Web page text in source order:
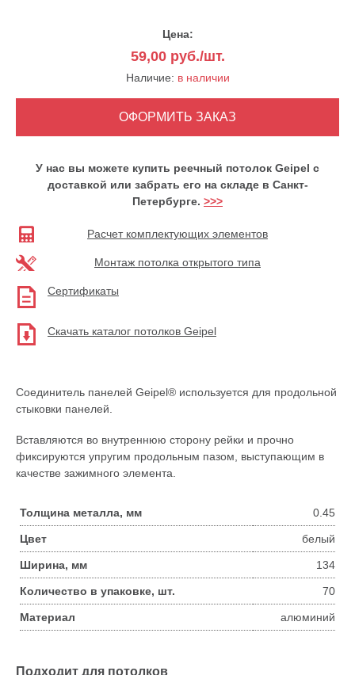
Цена:
59,00руб./шт.
Наличие: в наличии
У нас вы можете купить реечный потолок Geipel с
доставкой или забрать его на складе в Санкт-
Петербурге. >>>
Расчет комплектующих элементов
Монтаж потолка открытого типа
Сертификаты
Скачать каталог потолков Geipel
Соединитель панелей Geipel® используется для продольной
стыковки панелей.
Вставляются во внутреннюю сторону рейки и прочно
фиксируются упругим продольным пазом, выступающим в
качестве зажимного элемента.
Толщина металла, мм 0.45
Цвет белый
Ширина, мм 134
Количество в упаковке, шт. 70
Материал алюминий
Подходит для потолков